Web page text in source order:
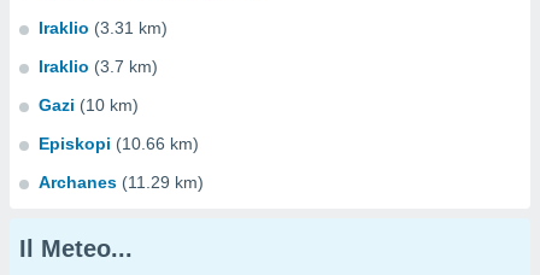
Iraklio (3.31 km)
Iraklio (3.7 km)
Gazi (10 km)
Episkopi (10.66 km)
Archanes (11.29 km)
Il Meteo...